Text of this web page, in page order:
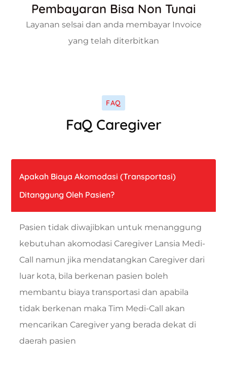
Pembayaran Bisa Non Tunai
Layanan selsai dan anda membayar Invoice
yang telah diterbitkan
FAQ
FaQ Caregiver
Apakah Biaya Akomodasi (transportasi)
Ditanggung Oleh Pasien?
Pasien tidak diwajibkan untuk menanggung
kebutuhan akomodasi Caregiver Lansia Medi-
Call namun jika mendatangkan Caregiver dari
luar kota, bila berkenan pasien boleh
membantu biaya transportasi dan apabila
tidak berkenan maka Tim Medi-Call akan
mencarikan Caregiver yang berada dekat di
daerah pasien